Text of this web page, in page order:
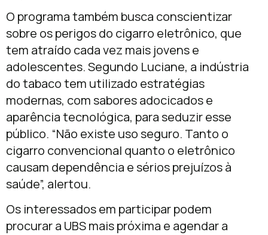
O programa também busca conscientizar
sobre os perigos do cigarro eletrônico, que
tem atraído cada vez mais jovens e
adolescentes. Segundo Luciane, a indústria
do tabaco tem utilizado estratégias
modernas, com sabores adocicados e
aparência tecnológica, para seduzir esse
público. “Não existe uso seguro. Tanto o
cigarro convencional quanto o eletrônico
causam dependência e sérios prejuízos à
saúde”, alertou.
Os interessados em participar podem
procurar a UBS mais próxima e agendar a